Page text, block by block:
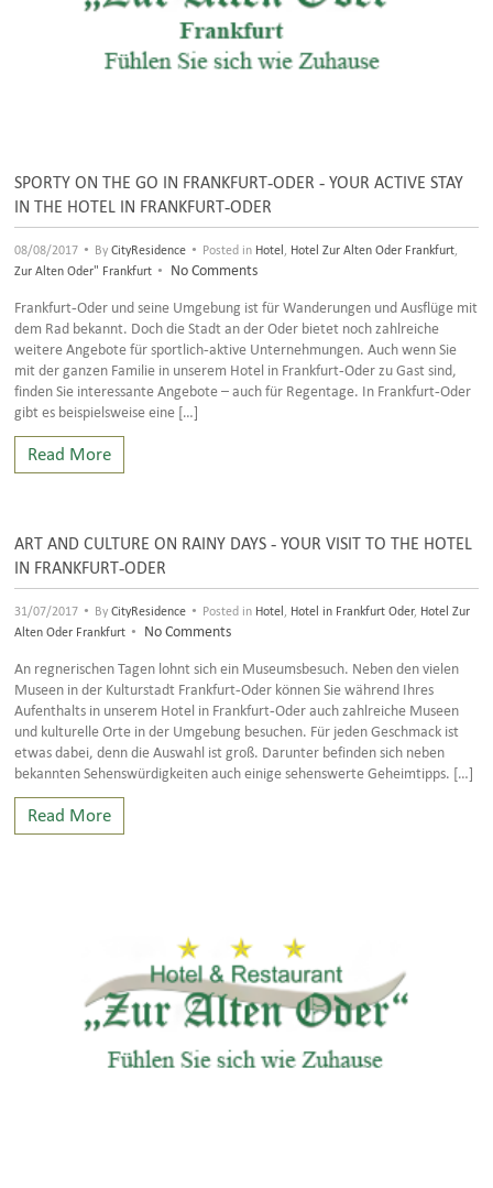
SPORTY ON THE GO IN FRANKFURT-ODER - YOUR ACTIVE STAY
IN THE HOTEL IN FRANKFURT-ODER
08/08/2017 • ByCityResidence • Posted in Hotel Hotel Zur Alten Oder Frankfurt
Zur Alten Oder" Frankfurt • No Comments
Frankfurt-Oder und seine Umgebung ist für Wanderungen und Ausflüge mit
dem Rad bekannt. Doch die Stadt an der Oder bietet noch zahlreiche
weitere Angebote für sportlich-aktive Unternehmungen. Auch wenn Sie
mit der ganzen Familie in unserem Hotel in Frankfurt-Oder zu Gast sind,
finden Sie interessante Angebote – auch für Regentage. In Frankfurt-Oder
gibt es beispielsweise eine […]
Read More
ART AND CULTURE ON RAINY DAYS - YOUR VISIT TO THE HOTEL
IN FRANKFURT-ODER
31/07/2017 • ByCityResidence • Posted in Hotel Hotel in Frankfurt Oder, Hotel Zur
Alten Oder Frankfurt • No Comments
An regnerischen Tagen lohnt sich ein Museumsbesuch. Neben den vielen
Museen in der Kulturstadt Frankfurt-Oder können Sie während Ihres
Aufenthalts in unserem Hotel in Frankfurt-Oder auch zahlreiche Museen
und kulturelle Orte in der Umgebung besuchen. Für jeden Geschmack ist
etwas dabei, denn die Auswahl ist groß. Darunter befinden sich neben
bekannten Sehenswürdigkeiten auch einige sehenswerte Geheimtipps. […]
Read More